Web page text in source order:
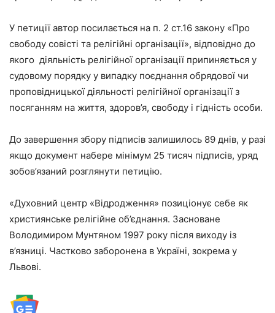
У петиції автор посилається на п. 2 ст.16 закону «Про
свободу совісті та релігійні організації», відповідно до
якого діяльність релігійної організації припиняється у
судовому порядку у випадку поєднання обрядової чи
проповідницької діяльності релігійної організації з
посяганням на життя, здоров’я, свободу і гідність особи.
До завершення збору підписів залишилось 89 днів, у разі
якщо документ набере мінімум 25 тисяч підписів, уряд
зобов’язаний розглянути петицію.
«Духовний центр «Відродження» позиціонує себе як
християнське релігійне об’єднання. Засноване
Володимиром Мунтяном 1997 року після виходу із
в’язниці. Частково заборонена в Україні, зокрема у
Львові.